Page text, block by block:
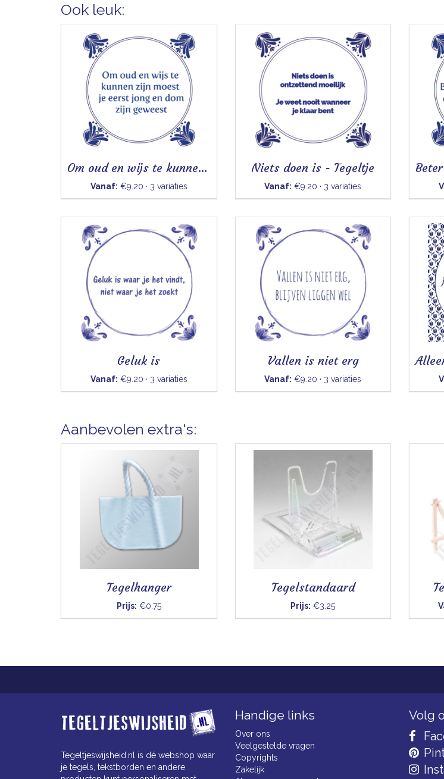
Ook leuk:
Om oud en wijs te kunnen zijn
Vanaf: €9.20 · 3 variaties
Niets doen is - Tegeltje
Vanaf: €9.20 · 3 variaties
Geluk is
Vanaf: €9.20 · 3 variaties
Vallen is niet erg
Vanaf: €9.20 · 3 variaties
Aanbevolen extra's:
Tegelhanger
Prijs: €0.75
Tegelstandaard
Prijs: €3.25
Tegeltjeswijsheid.nl is dé webshop waar
je tegels, tekstborden en andere
Handige links
Over ons
Veelgestelde vragen
Copyrights
Zakelijk
Volg